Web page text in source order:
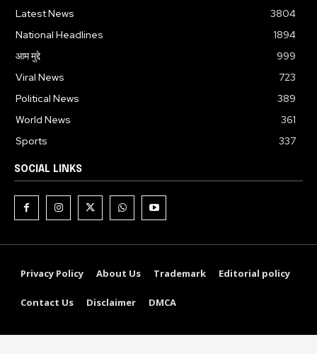
Latest News
3804
National Headlines
1894
आम मुद्दे
999
Viral News
723
Political News
389
World News
361
Sports
337
SOCIAL LINKS
Privacy Policy About Us Trademark Editorial policy
Contact Us Disclaimer DMCA